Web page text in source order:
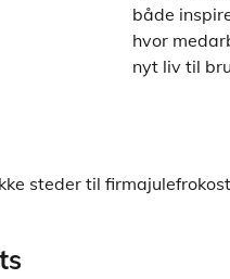
både
hvor
nyt liv til
steder til